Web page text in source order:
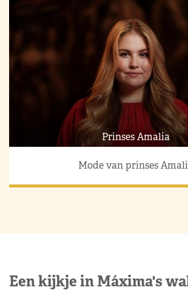
Prinses Amalia
Mode van prinses
Een kijkje in Máxima's